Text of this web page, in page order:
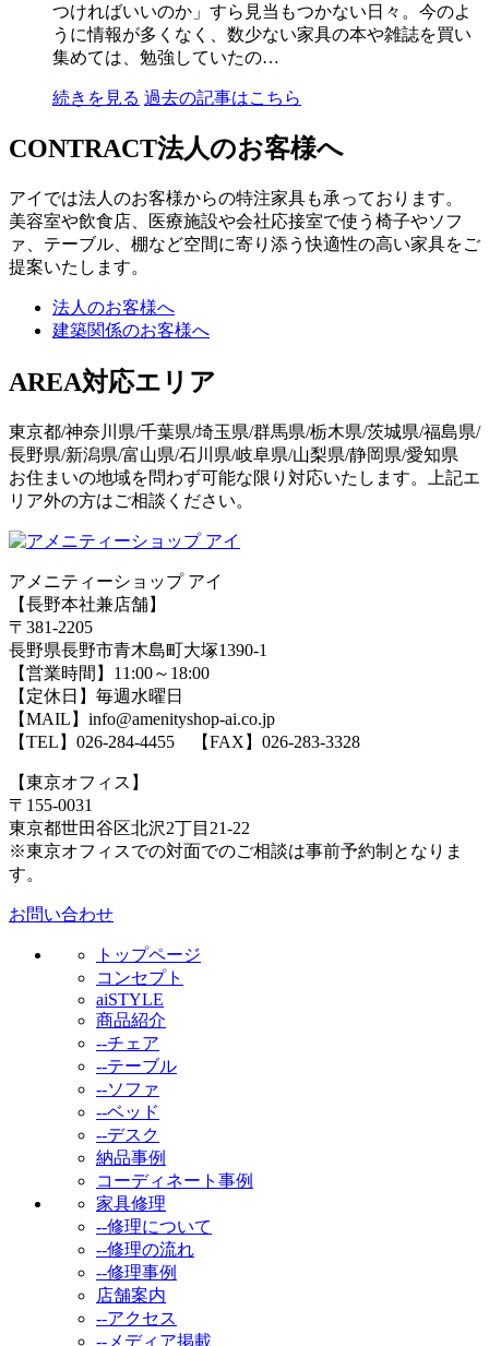
つければいいのか」すら見当もつかない日々。今のよ
うに情報が多くなく、数少ない家具の本や雑誌を買い
集めては、勉強していたの…
続きを見る 過去の記事はこちら
CONTRACT法人のお客様へ
アイでは法人のお客様からの特注家具も承っております。
美容室や飲食店、医療施設や会社応接室で使う椅子やソフ
ァ、テーブル、棚など空間に寄り添う快適性の高い家具をご
提案いたします。
法人のお客様へ
建築関係のお客様へ
AREA対応エリア
東京都/神奈川県/千葉県/埼玉県/群馬県/栃木県/茨城県/福島県/
長野県/新潟県/富山県/石川県/岐阜県/山梨県/静岡県/愛知県
お住まいの地域を問わず可能な限り対応いたします。上記エ
リア外の方はご相談ください。
アメニティーショップ アイ
【長野本社兼店舗】
〒381-2205
長野県長野市青木島町大塚1390-1
【営業時間】11:00～18:00
【定休日】毎週水曜日
【MAIL】info@amenityshop-ai.co.jp
【TEL】 026-284-4455 【FAX】026-283-3328
【東京オフィス】
〒155-0031
東京都世田谷区北沢2丁目21-22
※東京オフィスでの対面でのご相談は事前予約制となりま
す。
お問い合わせ
トップページ
コンセプト
aiSTYLE
商品紹介
--チェア
--テーブル
--ソファ
--ベッド
--デスク
納品事例
コーディネート事例
家具修理
--修理について
--修理の流れ
--修理事例
店舗案内
--アクセス
--メディア掲載